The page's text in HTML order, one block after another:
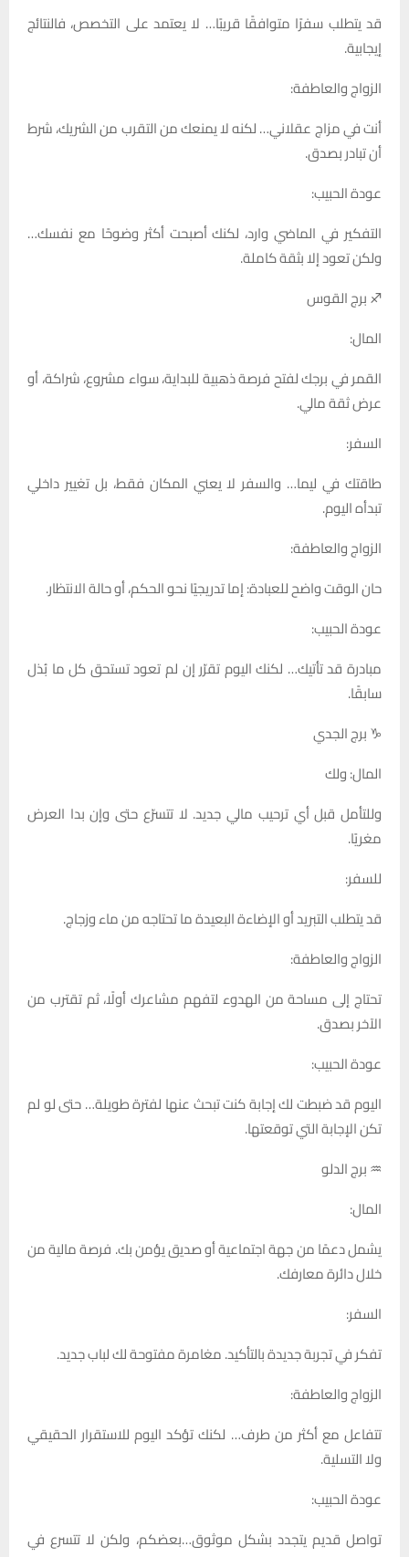
قد يتطلب سفرًا متوافقًا قريبًا… لا يعتمد على التخصص، فالنتائج
إيجابية.
الزواج والعاطفة:
أنت في مزاج عقلاني… لكنه لا يمنعك من التقرب من الشريك، شرط
أن تبادر بصدق.
عودة الحبيب:
التفكير في الماضي وارد، لكنك أصبحت أكثر وضوحًا مع نفسك…
ولكن تعود إلا بثقة كاملة.
♐ برج القوس
المال:
القمر في برجك لفتح فرصة ذهبية للبداية، سواء مشروع، شراكة، أو
عرض ثقة مالي.
السفر:
طاقتك في ليما… والسفر لا يعني المكان فقط، بل تغيير داخلي
تبدأه اليوم.
الزواج والعاطفة:
حان الوقت واضح للعبادة: إما تدريجيًا نحو الحكم، أو حالة الانتظار.
عودة الحبيب:
مبادرة قد تأتيك… لكنك اليوم تقرّر إن لم تعود تستحق كل ما بُذل
سابقًا.
♑ برج الجدي
المال: ولك
وللتأمل قبل أي ترحيب مالي جديد. لا تتسرّع حتى وإن بدا العرض
مغريًا.
للسفر:
قد يتطلب التبريد أو الإضاءة البعيدة ما تحتاجه من ماء وزجاج.
الزواج والعاطفة:
تحتاج إلى مساحة من الهدوء لتفهم مشاعرك أولًا، ثم تقترب من
الآخر بصدق.
عودة الحبيب:
اليوم قد ضبطت لك إجابة كنت تبحث عنها لفترة طويلة… حتى لو لم
تكن الإجابة التي توقعتها.
♒ برج الدلو
المال:
يشمل دعمًا من جهة اجتماعية أو صديق يؤمن بك. فرصة مالية من
خلال دائرة معارفك.
السفر:
تفكر في تجربة جديدة بالتأكيد. مغامرة مفتوحة لك لباب جديد.
الزواج والعاطفة:
تتفاعل مع أكثر من طرف… لكنك تؤكد اليوم للاستقرار الحقيقي
ولا التسلية.
عودة الحبيب:
تواصل قديم يتجدد بشكل موثوق…بعضكم، ولكن لا تتسرع في